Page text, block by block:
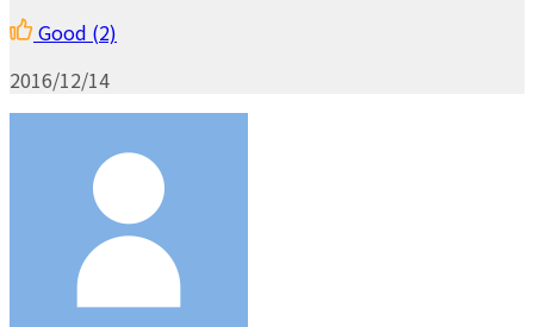
Good (2)
2016/12/14